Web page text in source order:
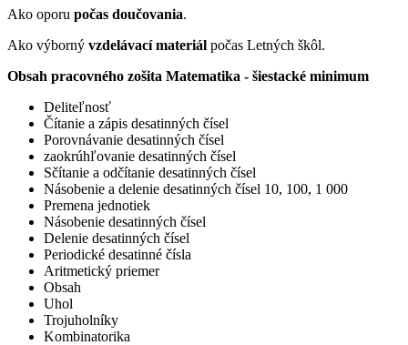
Ako oporu počas doučovania.
Ako výborný vzdelávací materiál počas Letných škôl.
Obsah pracovného zošita Matematika - šiestacké minimum
Deliteľnosť
Čítanie a zápis desatinných čísel
Porovnávanie desatinných čísel
zaokrúhľovanie desatinných čísel
Sčítanie a odčítanie desatinných čísel
Násobenie a delenie desatinných čísel 10, 100, 1 000
Premena jednotiek
Násobenie desatinných čísel
Delenie desatinných čísel
Periodické desatinné čísla
Aritmetický priemer
Obsah
Uhol
Trojuholníky
Kombinatorika